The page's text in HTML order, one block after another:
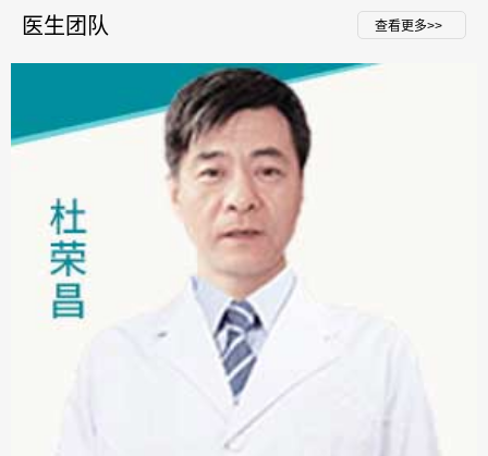
医生团队 查看更多>>